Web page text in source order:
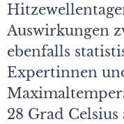
Auswirkungen
ebenfalls
Expertinnen
28 Grad